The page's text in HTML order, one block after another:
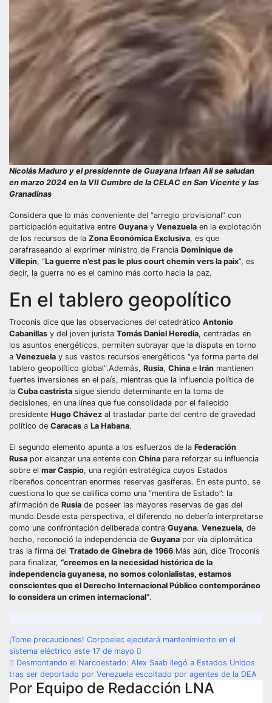
Nicolás Maduro y el presidennte de Guayana Irfaan Alí se saludan
en marzo 2024 en la VII Cumbre de la CELAC en San Vicente y las
Granadinas
Considera que lo más conveniente del “arreglo provisional” con
participación equitativa entre Guyana y Venezuela en la explotación
de los recursos de la Zona Económica Exclusiva, es que
parafraseando al exprimer ministro de Francia Dominique de
Villepin, “La guerre n’est pas le plus court chemin vers la paix”, es
decir, la guerra no es el camino más corto hacia la paz.
En el tablero geopolítico
Troconis dice que las observaciones del catedrático Antonio
Cabanillas y del joven jurista Tomás Daniel Heredia, centradas en
los asuntos energéticos, permiten subrayar que la disputa en torno
a Venezuela y sus vastos recursos energéticos “ya forma parte del
tablero geopolítico global”.Además, Rusia, China e Irán mantienen
fuertes inversiones en el país, mientras que la influencia política de
la Cuba castrista sigue siendo determinante en la toma de
decisiones, en una línea que fue consolidada por el fallecido
presidente Hugo Chávez al trasladar parte del centro de gravedad
político de Caracas a La Habana.
El segundo elemento apunta a los esfuerzos de la Federación
Rusa por alcanzar una entente con China para reforzar su influencia
sobre el mar Caspio, una región estratégica cuyos Estados
ribereños concentran enormes reservas gasíferas. En este punto, se
cuestiona lo que se califica como una “mentira de Estado”: la
afirmación de Rusia de poseer las mayores reservas de gas del
mundo.Desde esta perspectiva, el diferendo no debería interpretarse
como una confrontación deliberada contra Guyana. Venezuela, de
hecho, reconoció la independencia de Guyana por vía diplomática
tras la firma del Tratado de Ginebra de 1966.Más aún, dice Troconis
para finalizar, “creemos en la necesidad histórica de la
independencia guyanesa, no somos colonialistas, estamos
conscientes que el Derecho Internacional Público contemporáneo
lo considera un crimen internacional”.
Navegación
de
entradas
¡Tome precauciones! Corpoelec ejecutará mantenimiento en el
sistema eléctrico este 17 de mayo
Desmontando el Narcoestado: Alex Saab llegó a Estados Unidos
tras ser deportado por Venezuela escoltado por agentes de la DEA
Por Equipo de Redacción LNA